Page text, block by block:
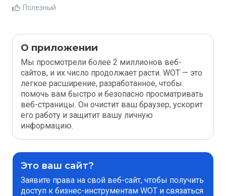
Полезный
О приложении
Мы просмотрели более 2 миллионов веб-
сайтов, и их число продолжает расти. WOT — это
легкое расширение, разработанное, чтобы
помочь вам быстро и безопасно просматривать
веб-страницы. Он очистит ваш браузер, ускорит
его работу и защитит вашу личную
информацию.
Это ваш сайт?
Заявите права на свой веб-сайт, чтобы получить
доступ к бизнес-инструментам WOT и связаться